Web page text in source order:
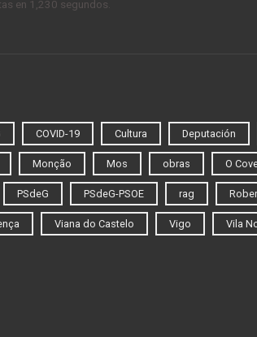
en 1,230 segundos.
COVID-19 Cultura Deputación
Monção Mos obras O
PSdeG PSdeG-PSOE rag
Viana do Castelo Vigo Vila